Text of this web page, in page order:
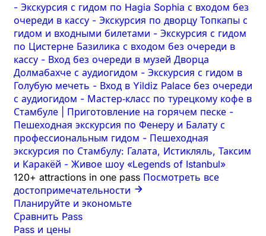
- Экскурсия с гидом по Hagia Sophia с входом без
очереди в кассу - Экскурсия по дворцу Топкапы с
гидом и входными билетами - Экскурсия с гидом
по Цистерне Базилика с входом без очереди в
кассу - Вход без очереди в музей Дворца
Долмабахче с аудиогидом - Экскурсия с гидом в
Голубую мечеть - Вход в Yildiz Palace без очереди
с аудиогидом - Мастер‑класс по турецкому кофе в
Стамбуле | Приготовление на горячем песке -
Пешеходная экскурсия по Фенеру и Балату с
профессиональным гидом - Пешеходная
экскурсия по Стамбулу: Галата, Истикляль, Таксим
и Каракёй - Живое шоу «Legends of Istanbul»
120+ attractions in one pass Посмотреть все
достопримечательности
Планируйте и экономьте
Сравнить Pass
Pass и цены